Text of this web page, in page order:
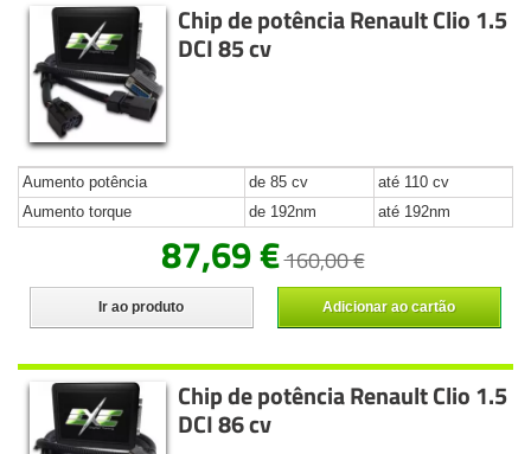
Chip de potência Renault Clio 1.5
DCI 85 cv
Aumento potência de 85 cv
até 110 cv
Aumento torque
de 192nm até 192nm
87,69 €160,00 €
Ir ao produto Adicionar ao cartão
Chip de potência Renault Clio 1.5
DCI 86 cv